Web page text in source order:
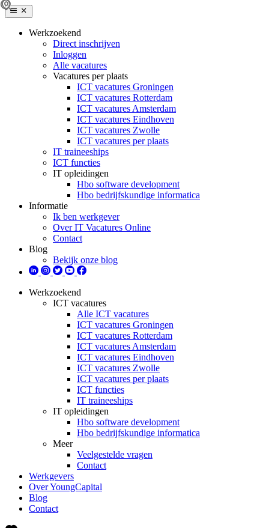
Werkzoekend
Direct inschrijven
Inloggen
Alle vacatures
Vacatures per plaats
ICT vacatures Groningen
ICT vacatures Rotterdam
ICT vacatures Amsterdam
ICT vacatures Eindhoven
ICT vacatures Zwolle
ICT vacatures per plaats
IT traineeships
ICT functies
IT opleidingen
Hbo software development
Hbo bedrijfskundige informatica
Informatie
Ik ben werkgever
Over IT Vacatures Online
Contact
Blog
Bekijk onze blog
Werkzoekend
ICT vacatures
Alle ICT vacatures
ICT vacatures Groningen
ICT vacatures Rotterdam
ICT vacatures Amsterdam
ICT vacatures Eindhoven
ICT vacatures Zwolle
ICT vacatures per plaats
ICT functies
IT traineeships
IT opleidingen
Hbo software development
Hbo bedrijfskundige informatica
Meer
Veelgestelde vragen
Contact
Werkgevers
Over YoungCapital
Blog
Contact